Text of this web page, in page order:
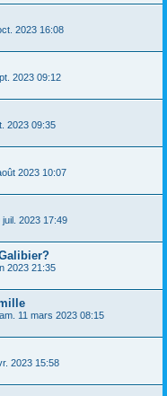
2023 16:08
2023 09:12
2023 09:35
2023 10:07
juil. 2023 17:49
2023 21:35
11 mars 2023 08:15
2023 15:58